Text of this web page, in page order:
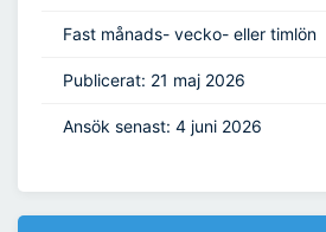
Fast månads- vecko- eller timlön
Publicerat: 21 maj 2026
Ansök senast: 4 juni 2026